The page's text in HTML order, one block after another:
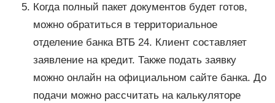
Когда полный пакет документов будет готов,
можно обратиться в территориальное
отделение банка ВТБ 24. Клиент составляет
заявление на кредит. Также подать заявку
можно онлайн на официальном сайте банка. До
подачи можно рассчитать на калькуляторе